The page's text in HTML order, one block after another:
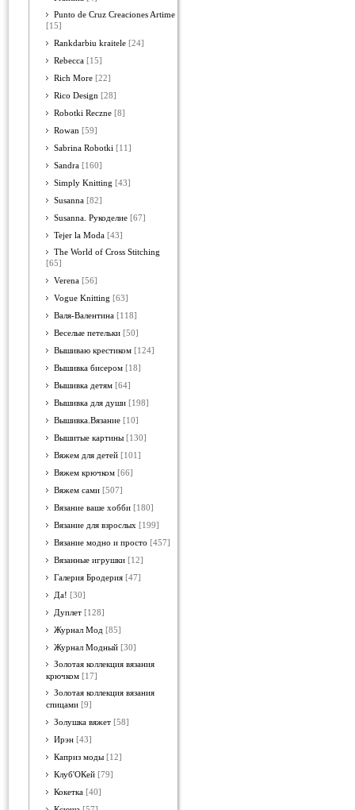
Punto de Cruz Creaciones Artime
[15]
Rankdarbiu kraitele [24]
Rebecca [15]
Rich More [22]
Rico Design [28]
Robotki Reczne [8]
Rowan [59]
Sabrina Robotki [11]
Sandra [160]
Simply Knitting [43]
Susanna [82]
Susanna. Рукоделие [67]
Tejer la Moda [43]
The World of Cross Stitching
[65]
Verena [56]
Vogue Knitting [63]
Валя-Валентина [118]
Веселые петельки [50]
Вышиваю крестиком [124]
Вышивка бисером [18]
Вышивка детям [64]
Вышивка для души [198]
Вышивка.Вязание [10]
Вышитые картины [130]
Вяжем для детей [101]
Вяжем крючком [66]
Вяжем сами [507]
Вязание ваше хобби [180]
Вязание для взрослых [199]
Вязание модно и просто [457]
Вязанные игрушки [12]
Галерия Бродерия [47]
Да! [30]
Дуплет [128]
Журнал Мод [85]
Журнал Модный [30]
Золотая коллекция вязания
крючком [17]
Золотая коллекция вязания
спицами [9]
Золушка вяжет [58]
Ирэн [43]
Каприз моды [12]
Клуб'ОКей [79]
Кокетка [40]